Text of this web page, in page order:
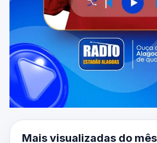
Mais visualizadas do mês